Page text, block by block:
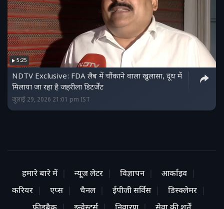
5:25
NDTV Exclusive: FDA लैब में चौंकाने वाला खुलासा, दूध में
मिलाया जा रहा है जहरीला डिटर्जेंट
जुलाई 29, 2026 21:01 pm IST
हमारे बारे में न्यूज लेटर विज्ञापन
आर्काइव
करियर
एप्स चैनल ईपीजी सर्विस
डिस्क्लेमर